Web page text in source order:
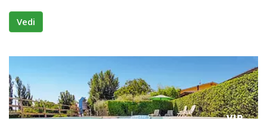
Vedi